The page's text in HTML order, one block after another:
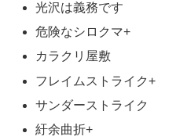
光沢は義務です
危険なシロクマ+
カラクリ屋敷
フレイムストライク+
サンダーストライク
紆余曲折+